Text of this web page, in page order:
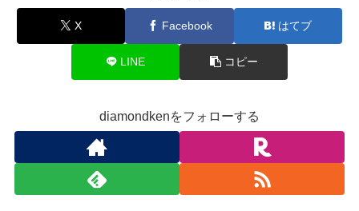
X Facebook はてブ
LINE コピー
diamondkenをフォローする